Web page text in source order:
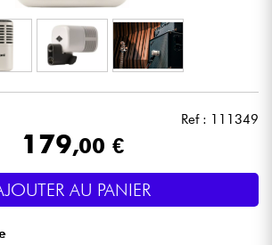
Ref : 111349
179,00 €
AU PANIER